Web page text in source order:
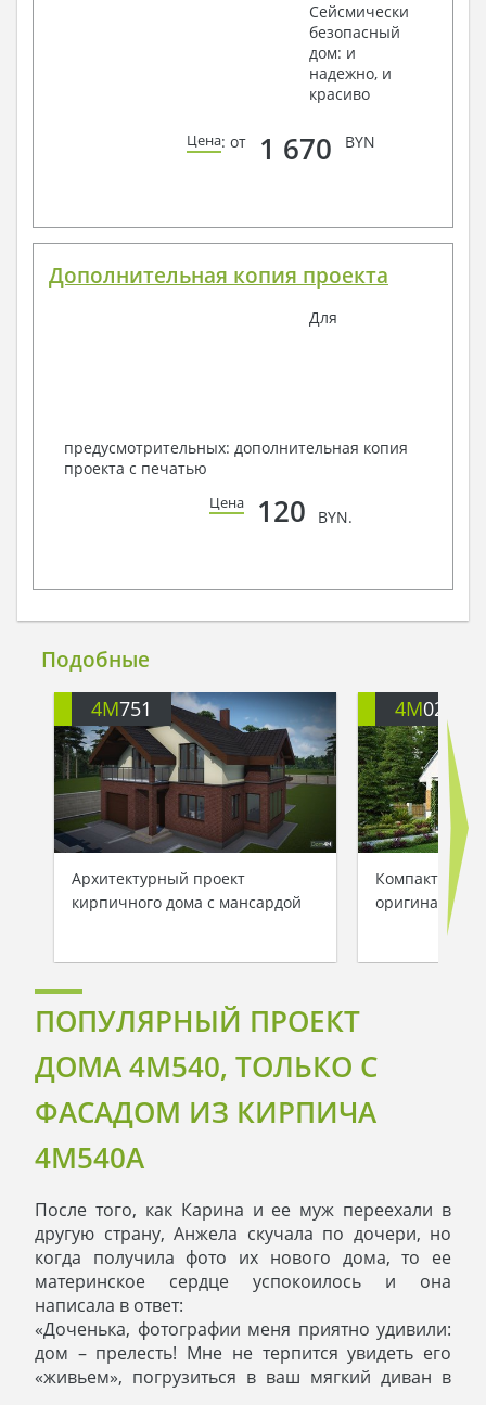
Сейсмически
безопасный
дом: и
надежно, и
красиво
Цена: от 1 670 BYN
Дополнительная копия проекта
Для
предусмотрительных: дополнительная копия
проекта с печатью
Цена 120 BYN.
Подобные
4M751
Архитектурный проект
кирпичного дома с мансардой
4M024
Компактный
ПОПУЛЯРНЫЙ ПРОЕКТ
ДОМА 4M540, ТОЛЬКО С
ФАСАДОМ ИЗ КИРПИЧА
4M540A
После того, как Карина и ее муж переехали в
другую страну, Анжела скучала по дочери, но
когда получила фото их нового дома, то ее
материнское сердце успокоилось и она
написала в ответ:
«Доченька, фотографии меня приятно удивили:
дом – прелесть! Мне не терпится увидеть его
«живьем», погрузиться в ваш мягкий диван в